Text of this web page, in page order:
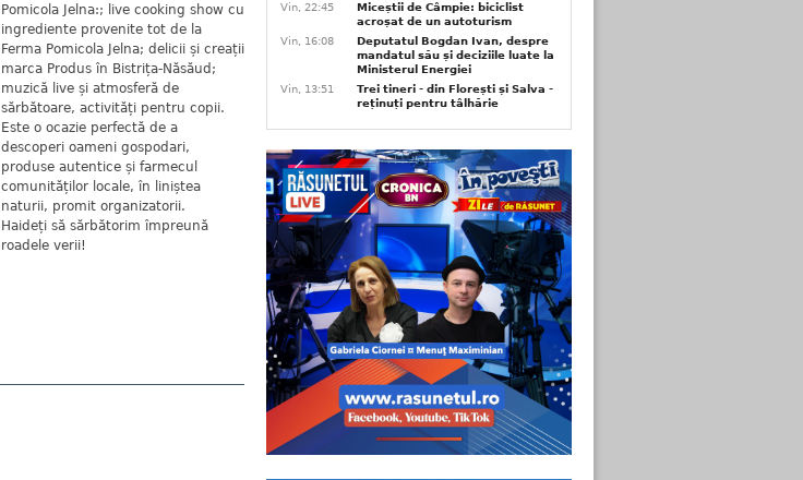
Pomicola Jelna:; live cooking show cu
ingrediente provenite tot de la
Ferma Pomicola Jelna; delicii și creații
marca Produs în Bistrița-Năsăud;
muzică live și atmosferă de
sărbătoare, activități pentru copii.
Este o ocazie perfectă de a
descoperi oameni gospodari,
produse autentice și farmecul
comunităților locale, în liniștea
naturii, promit organizatorii.
Haideți să sărbătorim împreună
roadele verii!
Vin, 22:45
Miceștii de Câmpie: biciclist
acroșat de un autoturism
Vin, 16:08
Deputatul Bogdan Ivan, despre
mandatul său și deciziile luate la
Ministerul Energiei
Vin, 13:51
Trei tineri - din Florești și Salva -
reținuți pentru tâlhărie